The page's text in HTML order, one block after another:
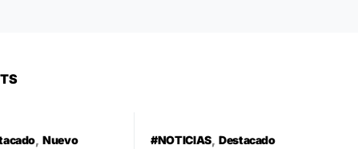
Nuevo #NOTICIAS Destacado